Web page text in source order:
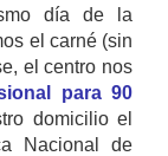
día de la
el carné (sin
el centro nos
para 90
domicilio el
Nacional de